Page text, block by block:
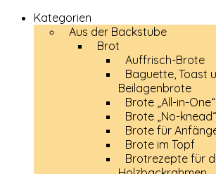
Kategorien
Aus der Backstube
Brot
Auffrisch-Brote
Baguette, Toast
Beilagenbrote
Brote „All-in-One“
Brote „No-knead“
Brote für
Brote im Topf
Brotrezepte für